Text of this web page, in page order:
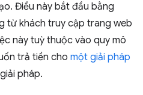
Điều này bắt đầu bằng
từ khách truy cập trang web
này tuỳ thuộc vào quy mô
trả tiền cho một giải pháp
pháp.